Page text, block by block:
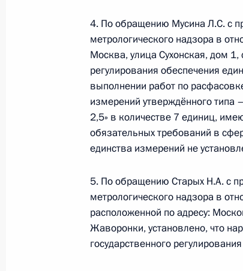
Калинникова провела в
граждан в Москве личный
15 февраля 2018 года, 22:12
7 апреля 2017 года, пятница
Исполнены поручения,
межрегионального
по техническому
Президента Российской
2017 года
7 апреля 2017 года, 20:09
4. По обращению Мусина Л.С. с
метрологического надзора в
Москва, улица Сухонская, дом 1,
регулирования обеспечения
выполнении работ по
измерений утверждённого
2,5» в количестве 7 единиц,
обязательных требований в
единства измерений не
5. По обращению Старых Н.А. с
метрологического надзора в
расположенной по адресу:
Жаворонки, установлено, что
государственного